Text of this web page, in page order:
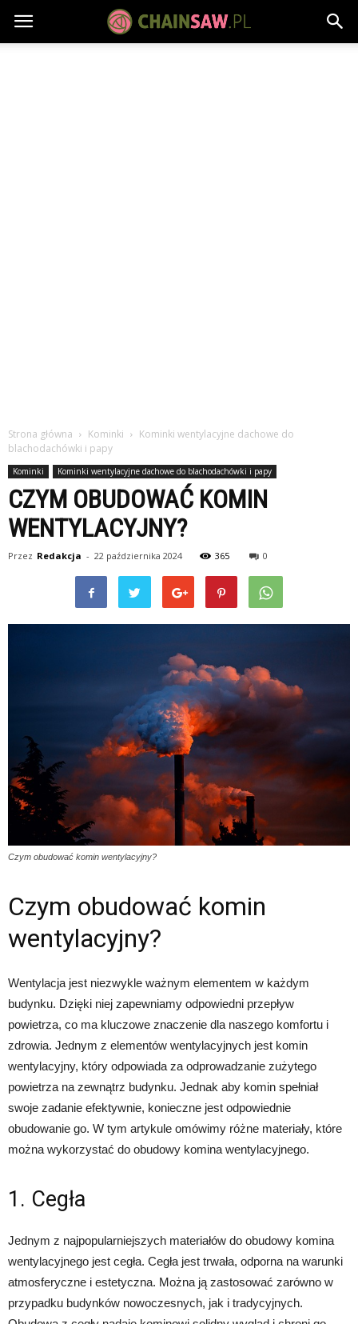
Strona główna Kominki
Kominki wentylacyjne dachowe do
blachodachówki i papy
Kominki Kominki wentylacyjne dachowe do blachodachówki i papy
CZYM OBUDOWAĆ KOMIN
WENTYLACYJNY?
Przez Redakcja - 22 października 2024 365 0
Czym obudować komin wentylacyjny?
Czym obudować komin
wentylacyjny?
Wentylacja jest niezwykle ważnym elementem w każdym
budynku. Dzięki niej zapewniamy odpowiedni przepływ
powietrza, co ma kluczowe znaczenie dla naszego komfortu i
zdrowia. Jednym z elementów wentylacyjnych jest komin
wentylacyjny, który odpowiada za odprowadzanie zużytego
powietrza na zewnątrz budynku. Jednak aby komin spełniał
swoje zadanie efektywnie, konieczne jest odpowiednie
obudowanie go. W tym artykule omówimy różne materiały, które
można wykorzystać do obudowy komina wentylacyjnego.
1. Cegła
Jednym z najpopularniejszych materiałów do obudowy komina
wentylacyjnego jest cegła. Cegła jest trwała, odporna na warunki
atmosferyczne i estetyczna. Można ją zastosować zarówno w
przypadku budynków nowoczesnych, jak i tradycyjnych.